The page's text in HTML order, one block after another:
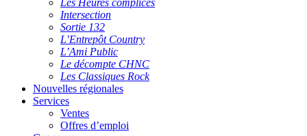
Les Heures complices
Intersection
Sortie 132
L’Entrepôt Country
L’Ami Public
Le décompte CHNC
Les Classiques Rock
Nouvelles régionales
Services
Ventes
Offres d’emploi